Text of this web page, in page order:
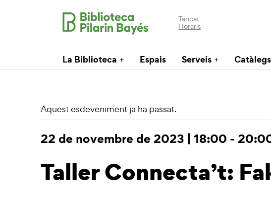
Tancat
Horaris
La Biblioteca Espais Serveis
Aquest esdeveniment ja ha passat.
22 de novembre de 2023 | 18:00 -
Taller Connecta’t: